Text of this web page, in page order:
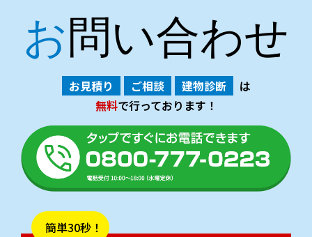
お問い合わせ
お見積り ご相談 建物診断
は
無料で行っております！
簡単30秒！